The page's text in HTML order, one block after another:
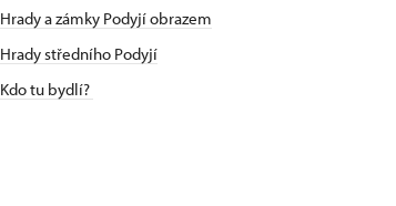
Hrady a zámky Podyjí obrazem
Hrady středního Podyjí
Kdo tu bydlí?